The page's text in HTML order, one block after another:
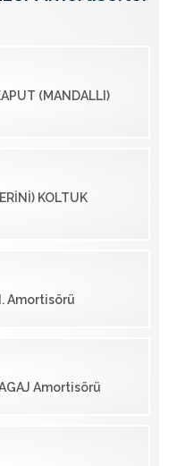
(MANDALLI)
KOLTUK
Amortisörü
Amortisörü